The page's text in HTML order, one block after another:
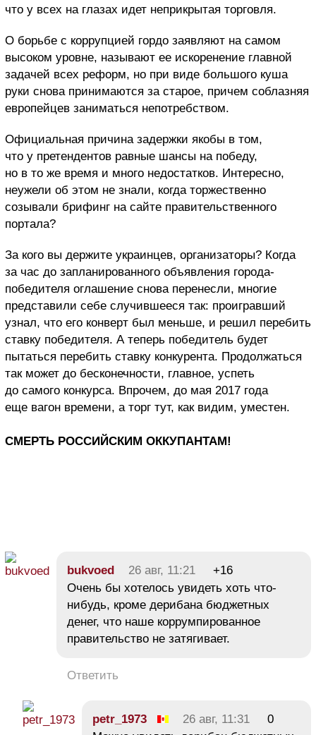
что у всех на глазах идет неприкрытая торговля.
О борьбе с коррупцией гордо заявляют на самом
высоком уровне, называют ее искоренение главной
задачей всех реформ, но при виде большого куша
руки снова принимаются за старое, причем соблазняя
европейцев заниматься непотребством.
Официальная причина задержки якобы в том,
что у претендентов равные шансы на победу,
но в то же время и много недостатков. Интересно,
неужели об этом не знали, когда торжественно
созывали брифинг на сайте правительственного
портала?
За кого вы держите украинцев, организаторы? Когда
за час до запланированного объявления города-
победителя оглашение снова перенесли, многие
представили себе случившееся так: проигравший
узнал, что его конверт был меньше, и решил перебить
ставку победителя. А теперь победитель будет
пытаться перебить ставку конкурента. Продолжаться
так может до бесконечности, главное, успеть
до самого конкурса. Впрочем, до мая 2017 года
еще вагон времени, а торг тут, как видим, уместен.
СМЕРТЬ РОССИЙСКИМ ОККУПАНТАМ!
bukvoed 26 авг, 11:21
+16
Очень бы хотелось увидеть хоть что-
нибудь, кроме дерибана бюджетных
денег, что наше коррумпированное
правительство не затягивает.
Ответить
petr_1973 26 авг, 11:31
0